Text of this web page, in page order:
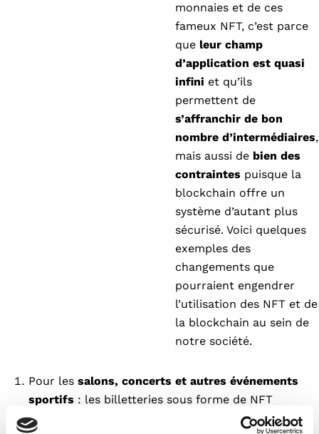
monnaies et de ces
fameux NFT, c’est parce
que leur champ
d’application est quasi
infini et qu’ils
permettent de
s’affranchir de bon
nombre d’intermédiaires,
mais aussi de bien des
contraintes puisque la
blockchain offre un
système d’autant plus
sécurisé. Voici quelques
exemples des
changements que
pourraient engendrer
l’utilisation des NFT et de
la blockchain au sein de
notre société.
Pour les salons, concerts et autres événements
sportifs : les billetteries sous forme de NFT
permettent de suivre les ventes de manière plus